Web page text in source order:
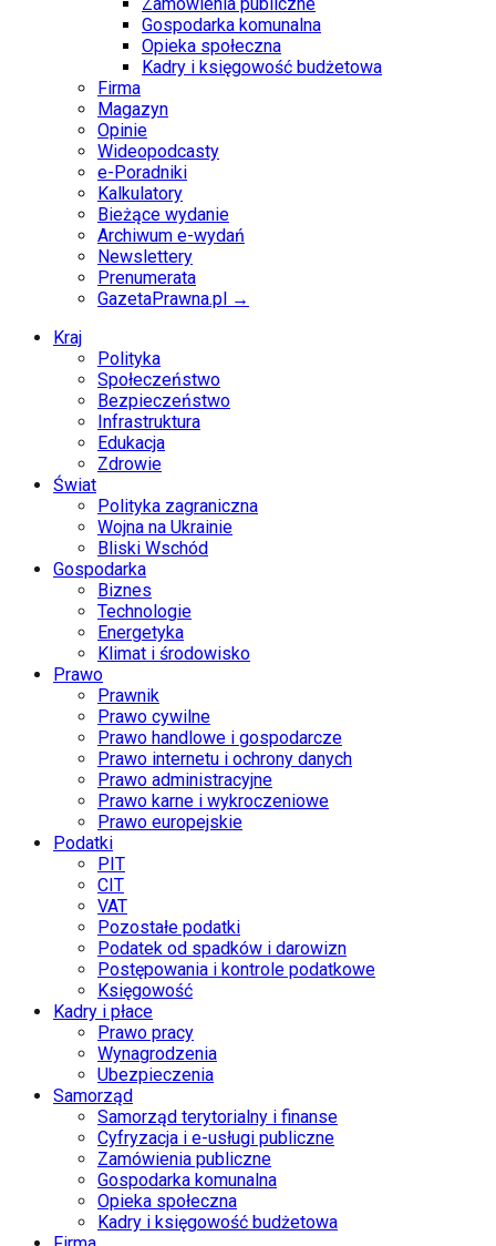
Gospodarka komunalna
Opieka społeczna
Kadry i księgowość budżetowa
Firma
Magazyn
Opinie
Wideopodcasty
e-Poradniki
Kalkulatory
Bieżące wydanie
Archiwum e-wydań
Newslettery
Prenumerata
GazetaPrawna.pl →
Kraj
Polityka
Społeczeństwo
Bezpieczeństwo
Infrastruktura
Edukacja
Zdrowie
Świat
Polityka zagraniczna
Wojna na Ukrainie
Bliski Wschód
Gospodarka
Biznes
Technologie
Energetyka
Klimat i środowisko
Prawo
Prawnik
Prawo cywilne
Prawo handlowe i gospodarcze
Prawo internetu i ochrony danych
Prawo administracyjne
Prawo karne i wykroczeniowe
Prawo europejskie
Podatki
PIT
CIT
VAT
Pozostałe podatki
Podatek od spadków i darowizn
Postępowania i kontrole podatkowe
Księgowość
Kadry i płace
Prawo pracy
Wynagrodzenia
Ubezpieczenia
Samorząd
Samorząd terytorialny i finanse
Cyfryzacja i e-usługi publiczne
Zamówienia publiczne
Gospodarka komunalna
Opieka społeczna
Kadry i księgowość budżetowa